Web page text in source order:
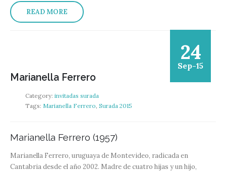
READ MORE
24
Sep-15
Marianella Ferrero
Category: invitadas surada
Tags: Marianella Ferrero, Surada 2015
Marianella Ferrero (1957)
Marianella Ferrero, uruguaya de Montevideo, radicada en
Cantabria desde el año 2002. Madre de cuatro hijas y un hijo,